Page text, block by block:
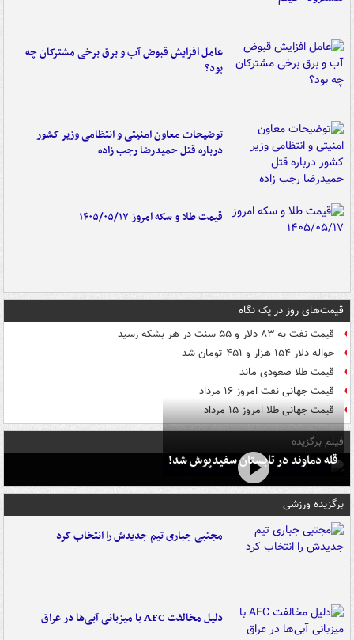
عامل افزایش قبوض آب و برق برخی مشترکان چه
بود؟
توضیحات معاون امنیتی و انتظامی وزیر کشور
درباره قتل حمیدرضا رجب زاده
قیمت طلا و سکه امروز ۱۴۰۵/۰۵/۱۷
قیمت‌های روز در یک نگاه
قیمت نفت به ۸۳ دلار و ۵۵ سنت در هر بشکه رسید
حواله دلار ۱۵۴ هزار و ۴۵۱ تومان شد
قیمت طلا صعودی ماند
قیمت جهانی نفت امروز ۱۶ مرداد
قیمت جهانی طلا امروز ۱۵ مرداد
فیلم برگزیده
قله دماوند در تابستان سفیدپوش شد!
برگزیده ورزشی
مجتبی جباری تیم جدیدش را انتخاب کرد
دلیل مخالفت AFC با میزبانی آبی‌ها در عراق